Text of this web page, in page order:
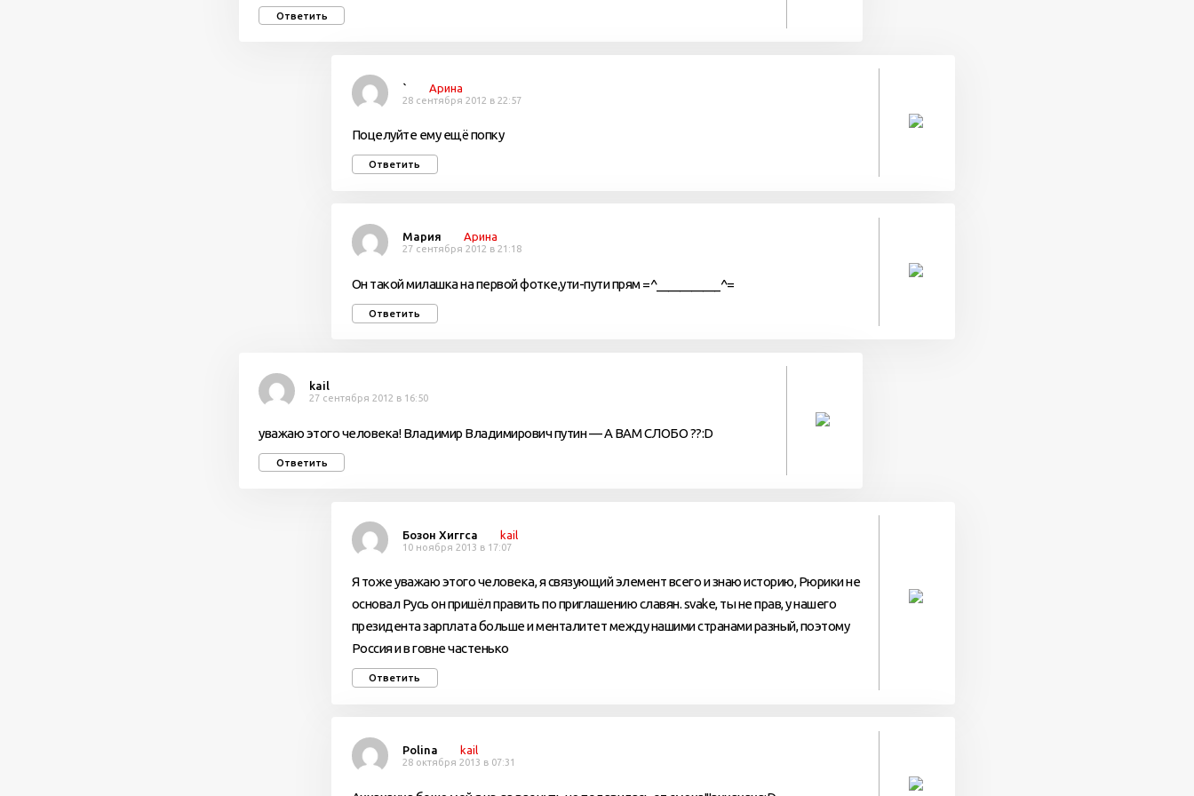
Ответить
` Арина
28 сентября 2012 в 22:57
Поцелуйте ему ещё попку
Ответить
Мария Арина
27 сентября 2012 в 21:18
Он такой милашка на первой фотке,ути-пути прям =^___________^=
Ответить
kail
27 сентября 2012 в 16:50
уважаю этого человека! Владимир Владимирович путин — А ВАМ СЛОБО ??:D
Ответить
Бозон Хиггса kail
10 ноября 2013 в 17:07
Я тоже уважаю этого человека, я связующий элемент всего и знаю историю, Рюрики не
основал Русь он пришёл править по приглашению славян. svake, ты не прав, у нашего
президента зарплата больше и менталитет между нашими странами разный, поэтому
Россия и в говне частенько
Ответить
Polina kail
28 октября 2013 в 07:31